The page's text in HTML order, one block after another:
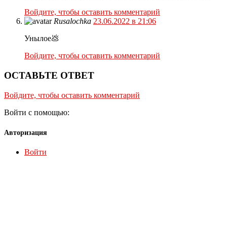
Войдите, чтобы оставить комментарий
Rusalochka 23.06.2022 в 21:06
Унылое💩
Войдите, чтобы оставить комментарий
ОСТАВЬТЕ ОТВЕТ
Войдите, чтобы оставить комментарий
Войти с помощью:
Авторизация
Войти